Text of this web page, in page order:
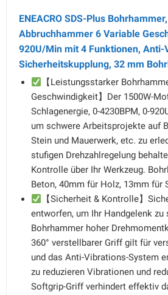
ENEACRO SDS-Plus
Abbruchhammer 6 Variable
920U/Min mit 4 Funktionen,
Sicherheitskupplung, 32 mm
【Leistungsstarker
Geschwindigkeit】Der 1500W-
Schlagenergie, 0-4230BPM, 0-
um schwere Arbeitsprojekte auf
Stein und Mauerwerk, etc. zu
stufigen Drehzahlregelung
Kontrolle über Ihr Werkzeug.
Beton, 40mm für Holz, 13mm für
【Sicherheit & Kontrolle】
entworfen, um Ihr Handgelenk zu
Bohrhammer hoher
360° verstellbarer Griff gilt für
und das Anti-Vibrations-System
zu reduzieren Vibrationen und
Softgrip-Griff verhindert effektiv